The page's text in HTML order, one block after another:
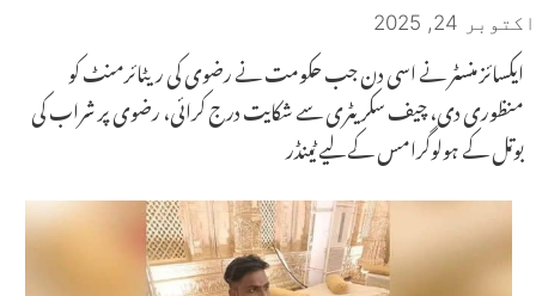
اکتوبر 24, 2025
ایکسائز منسٹر نے اسی دن جب حکومت نے رضوی کی ریٹائرمنٹ کو
منظوری دی، چیف سکریٹری سے شکایت درج کرائی، رضوی پر شراب کی
بوتل کے ہولوگرامس کے لیے ٹینڈر